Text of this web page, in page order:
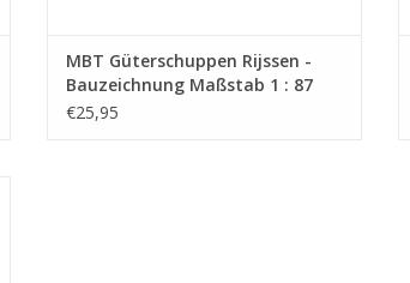
MBT Güterschuppen Rijssen -
Bauzeichnung Maßstab 1 : 87
(30.01.007)
€25,95